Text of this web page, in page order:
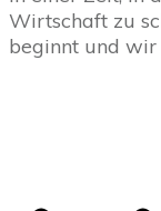
Wirtschaft zu
beginnt und wir